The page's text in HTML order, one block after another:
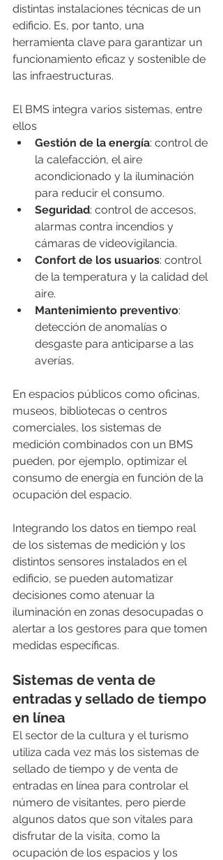
distintas instalaciones técnicas de un
edificio. Es, por tanto, una
herramienta clave para garantizar un
funcionamiento eficaz y sostenible de
las infraestructuras.
El BMS integra varios sistemas, entre
ellos
Gestión de la energía: control de
la calefacción, el aire
acondicionado y la iluminación
para reducir el consumo.
Seguridad: control de accesos,
alarmas contra incendios y
cámaras de videovigilancia.
Confort de los usuarios: control
de la temperatura y la calidad del
aire.
Mantenimiento preventivo:
detección de anomalías o
desgaste para anticiparse a las
averías.
En espacios públicos como oficinas,
museos, bibliotecas o centros
comerciales, los sistemas de
medición combinados con un BMS
pueden, por ejemplo, optimizar el
consumo de energía en función de la
ocupación del espacio.
Integrando los datos en tiempo real
de los sistemas de medición y los
distintos sensores instalados en el
edificio, se pueden automatizar
decisiones como atenuar la
iluminación en zonas desocupadas o
alertar a los gestores para que tomen
medidas específicas.
Sistemas de venta de
entradas y sellado de tiempo
en línea
El sector de la cultura y el turismo
utiliza cada vez más los sistemas de
sellado de tiempo y de venta de
entradas en línea para controlar el
número de visitantes, pero pierde
algunos datos que son vitales para
disfrutar de la visita, como la
ocupación de los espacios y los